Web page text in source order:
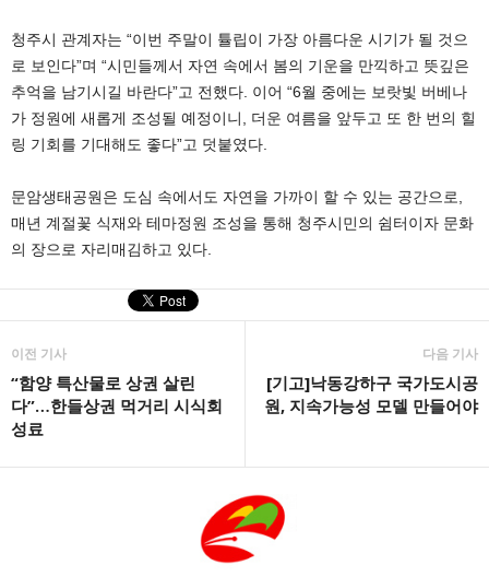
청주시 관계자는 “이번 주말이 튤립이 가장 아름다운 시기가 될 것으
로 보인다”며 “시민들께서 자연 속에서 봄의 기운을 만끽하고 뜻깊은
추억을 남기시길 바란다”고 전했다. 이어 “6월 중에는 보랏빛 버베나
가 정원에 새롭게 조성될 예정이니, 더운 여름을 앞두고 또 한 번의 힐
링 기회를 기대해도 좋다”고 덧붙였다.
문암생태공원은 도심 속에서도 자연을 가까이 할 수 있는 공간으로,
매년 계절꽃 식재와 테마정원 조성을 통해 청주시민의 쉼터이자 문화
의 장으로 자리매김하고 있다.
이전 기사
“함양 특산물로 상권 살린
다”…한들상권 먹거리 시식회
성료
다음 기사
[기고]낙동강하구 국가도시공
원, 지속가능성 모델 만들어야